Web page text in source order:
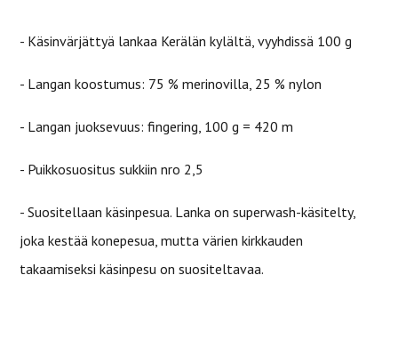
- Käsinvärjättyä lankaa Kerälän kylältä, vyyhdissä 100 g
- Langan koostumus: 75 % merinovilla, 25 % nylon
- Langan juoksevuus: fingering, 100 g = 420 m
- Puikkosuositus sukkiin nro 2,5
- Suositellaan käsinpesua. Lanka on superwash-käsitelty,
joka kestää konepesua, mutta värien kirkkauden
takaamiseksi käsinpesu on suositeltavaa.